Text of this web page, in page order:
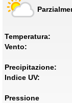
Temperatura:
Vento:
Precipitazione:
Indice UV:
Pressione